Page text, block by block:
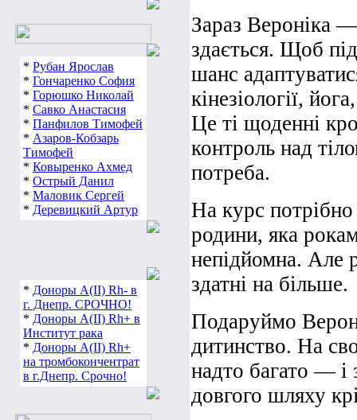
* Рубан Ярослав
* Гончаренко София
* Горюшко Николай
* Савко Анастасия
* Панфилов Тимофей
* Азаров-Кобзарь
Тимофей
* Ковыренко Ахмед
* Острый Данил
* Маловик Сергей
* Деревицкий Артур
* Доноры А(ІІ) Rh- в
г. Днепр. СРОЧНО!
* Доноры А(ІІ) Rh+ в
Институт рака
* Доноры А(ІІ) Rh+
на тромбокончентрат
в г.Днепр. Срочно!
Зараз Вероніка
здається. Щоб
шанс
кінезіології,
Це ті щоденні
контроль над
потреба.
На курс
родини, яка
непідйомна. Але
здатні на більше.
Подаруймо
дитинство. На
надто багато — і
довгого шляху